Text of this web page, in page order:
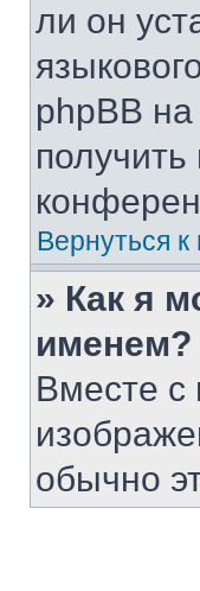
ли он
phpBB
Вернуться к
» Как я
именем?
Вместе с
обычно